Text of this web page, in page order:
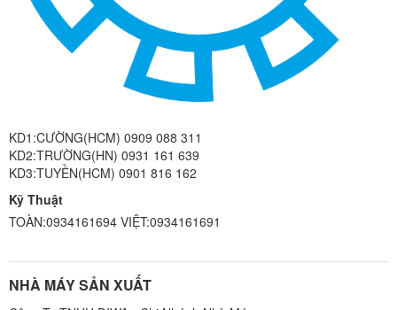
KD1:CƯỜNG(HCM) 0909 088 311
KD2:TRƯỜNG(HN) 0931 161 639
KD3:TUYỀN(HCM) 0901 816 162
Kỹ Thuật
TOÀN:0934161694 VIỆT:0934161691
NHÀ MÁY SẢN XUẤT